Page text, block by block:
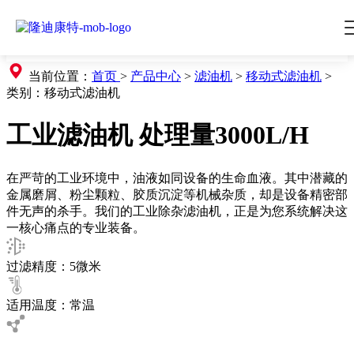
当前位置： 首页 > 产品中心 > 滤油机 > 移动式滤油机 >
类别： 移动式滤油机
工业滤油机 处理量3000L/H
在严苛的工业环境中，油液如同设备的生命血液。其中潜藏的
金属磨屑、粉尘颗粒、胶质沉淀等机械杂质，却是设备精密部
件无声的杀手。我们的工业除杂滤油机，正是为您系统解决这
一核心痛点的专业装备。
过滤精度：5微米
适用温度：常温